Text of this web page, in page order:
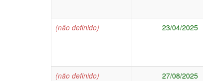
(não definido) 23/04/2025
(não definido) 27/08/2025